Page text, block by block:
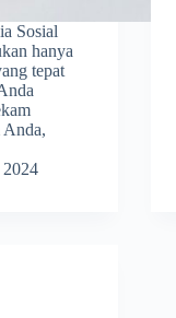
Sosial
hanya
tepat
Anda,